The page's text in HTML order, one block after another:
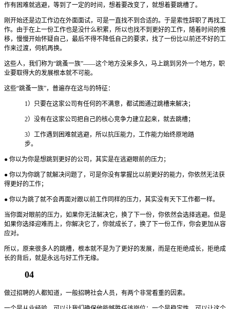
作有困难就逃避，等到了一定的时间，想着要改变了，就想着要跳槽了。
刚开始还是边工作边在外面面试，可是一直找不到合适的。于是索性辞职了再找工
作。由于在上一份工作也是没什么积累，所以也找不到更好的工作，随着时间的推
移，慢慢开始怀疑自己，最后不得不降低自己的要求，找了一份比以前还不好的工
作来过渡，伺机再换。
这些人，我们称为“跳蚤一族”——这个地方没呆多久，马上跳到另外一个地方，职
业要取得大的发展根本就不可能。
这些“跳蚤一族”，普遍存在这与的特征：
1）只要在这家公司有任何的不满意，都试图通过跳槽来解决；
2）没有在这家公司把自己的核心竞争力建立起来，就去跳槽；
3）工作遇到困难就逃避，所以抗压能力，工作能力始终原地踏
步。
● 你以为你是想跳到更好的公司，其实是在逃避眼前的压力；
● 你以为你跳了就解决问题了，可是你没有掌握比以前更好的能力，你依然无法获
得更好的工作；
● 你以为跳了就不会再面对跟以前工作同样的压力，其实没有天下工作都一样。
当你面对眼前的压力，如果你无法解决它，换了下一份，你依然会选择逃避。但是
如果你选择迎难而上，你解决它了，你就成长了，换了下一份工作，你会更加从容
应对。
所以，原来很多人的跳槽，根本就不是为了更好的发展，而是在拒绝成长，拒绝成
长的背后，就是永远与好工作无缘。
04
做过招聘的人都知道，一般招聘社会人员，有两个非常看重的因素。